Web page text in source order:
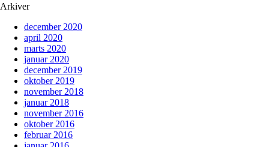
Arkiver
december 2020
april 2020
marts 2020
januar 2020
december 2019
oktober 2019
november 2018
januar 2018
november 2016
oktober 2016
februar 2016